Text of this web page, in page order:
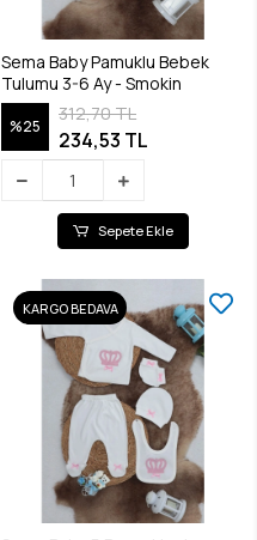
Sema Baby Pamuklu Bebek
Tulumu 3-6 Ay - Smokin
%25
312,70 TL
234,53 TL
Sepete Ekle
KARGO BEDAVA